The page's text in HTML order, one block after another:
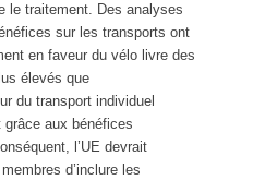
le traitement. Des analyses
sur les transports ont
en faveur du vélo livre des
élevés que
du transport individuel
grâce aux bénéfices
l’UE devrait
d’inclure les